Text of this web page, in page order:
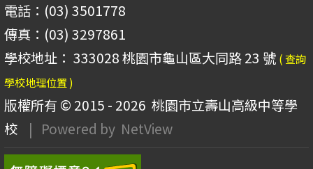
電話：(03) 3501778
傳真：(03) 3297861
學校地址： 333028 桃園市龜山區大同路 23 號 ( 查詢
學校地理位置 )
版權所有 © 2015 - 2026 桃園市立壽山高級中等學
校
| Powered by NetView